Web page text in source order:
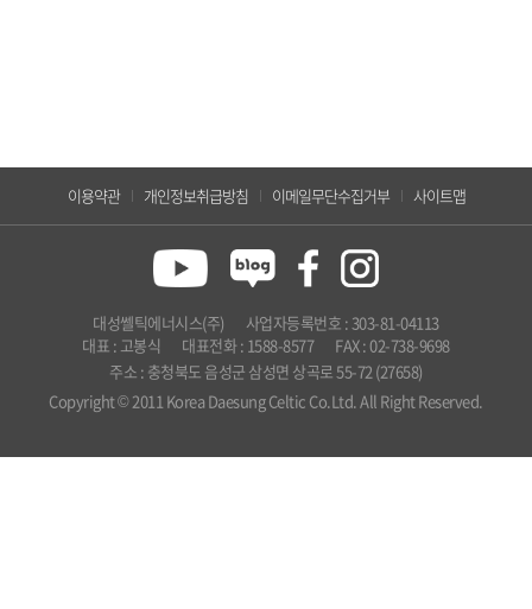
이용약관 개인정보취급방침 이메일무단수집거부 사이트맵
대성쎌틱에너시스(주)
사업자등록번호 : 303-81-04113
대표 : 고봉식
대표전화 : 1588-8577
FAX : 02-738-9698
주소 : 충청북도 음성군 삼성면 상곡로 55-72 (27658)
Copyright © 2011 Korea Daesung Celtic Co.Ltd. All Right Reserved.